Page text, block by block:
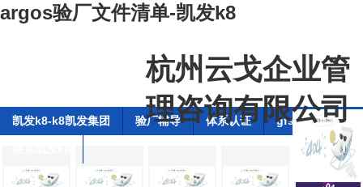
argos验厂文件清单-凯发k8
杭州云戈企业管
理咨询有限公司
凯发k8-k8凯发集团 验厂辅导 体系认证 gfsi全球食品安